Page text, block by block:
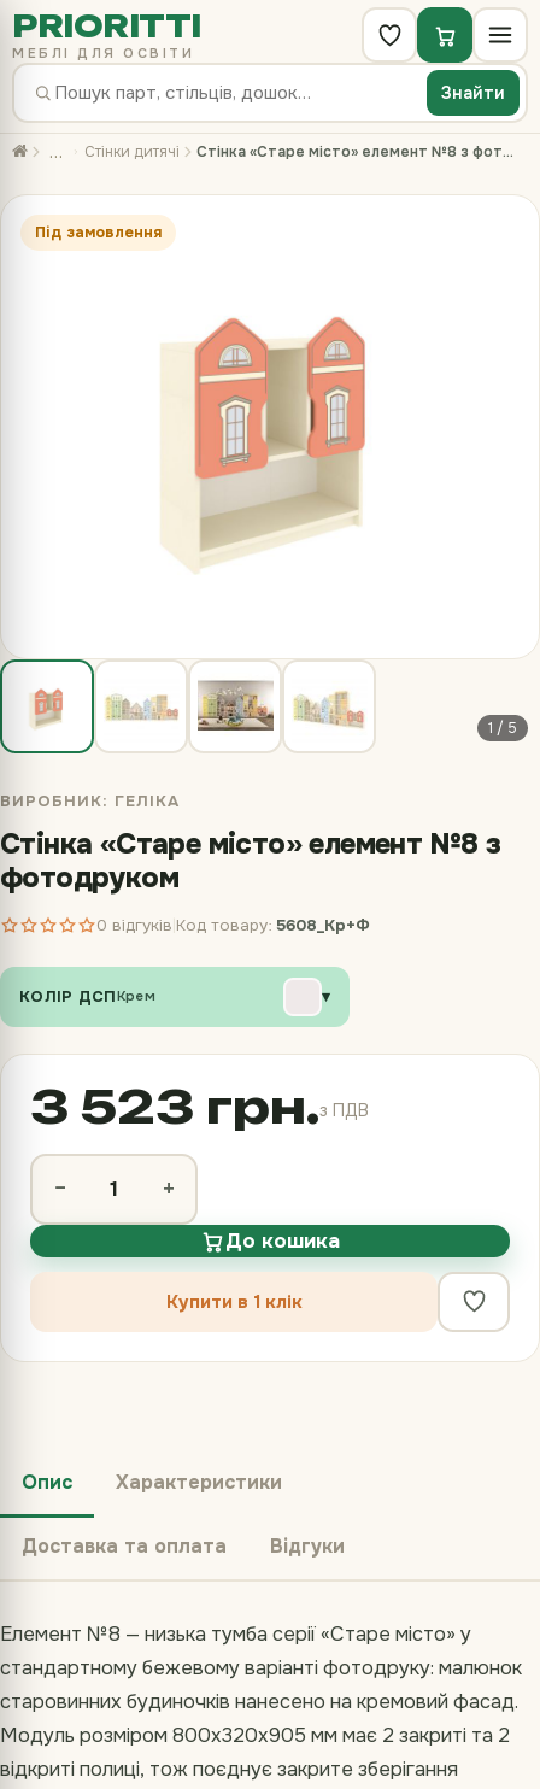
PRIORITTI
МЕБЛІ ДЛЯ ОСВІТИ
Знайти
… Стінки дитячі Стінка «Старе місто» елемент №8 з фотодруком
Під замовлення
1 / 5
ВИРОБНИК: ГЕЛІКА
Стінка «Старе місто» елемент №8 з
фотодруком
0 відгуків Код товару: 5608_Кр+Ф
КОЛІР ДСПКрем ▾
3 523 грн.з ПДВ
− +
До кошика
Купити в 1 клік
Опис Характеристики
Доставка та оплата Відгуки
Елемент №8 — низька тумба серії «Старе місто» у
стандартному бежевому варіанті фотодруку: малюнок
старовинних будиночків нанесено на кремовий фасад.
Модуль розміром 800х320х905 мм має 2 закриті та 2
відкриті полиці, тож поєднує закрите зберігання